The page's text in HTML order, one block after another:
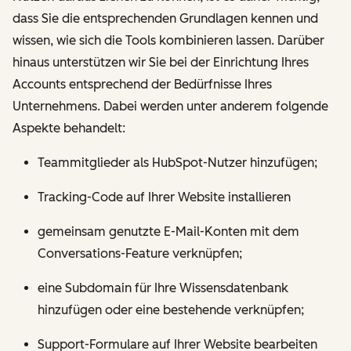
dass Sie die entsprechenden Grundlagen kennen und
wissen, wie sich die Tools kombinieren lassen. Darüber
hinaus unterstützen wir Sie bei der Einrichtung Ihres
Accounts entsprechend der Bedürfnisse Ihres
Unternehmens. Dabei werden unter anderem folgende
Aspekte behandelt:
Teammitglieder als HubSpot-Nutzer hinzufügen;
Tracking-Code auf Ihrer Website installieren
gemeinsam genutzte E-Mail-Konten mit dem
Conversations-Feature verknüpfen;
eine Subdomain für Ihre Wissensdatenbank
hinzufügen oder eine bestehende verknüpfen;
Support-Formulare auf Ihrer Website bearbeiten